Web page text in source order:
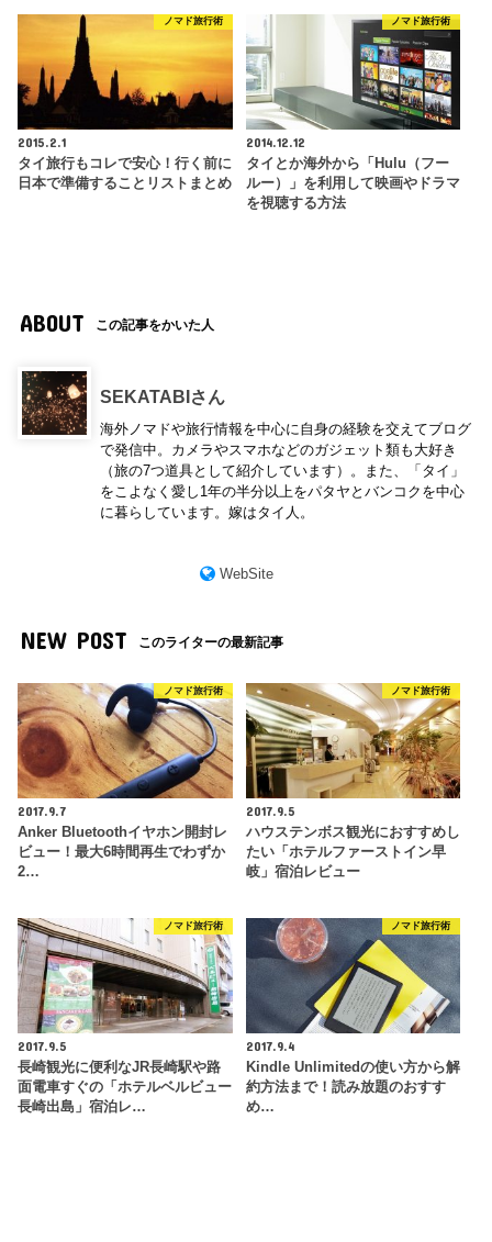
ノマド旅行術
2015.2.1
タイ旅行もコレで安心！行く前に
日本で準備することリストまとめ
ノマド旅行術
2014.12.12
タイとか海外から「Hulu（フー
ルー）」を利用して映画やドラマ
を視聴する方法
ABOUT この記事をかいた人
SEKATABIさん
海外ノマドや旅行情報を中心に自身の経験を交えてブログ
で発信中。カメラやスマホなどのガジェット類も大好き
（旅の7つ道具として紹介しています）。また、「タイ」
をこよなく愛し1年の半分以上をパタヤとバンコクを中心
に暮らしています。嫁はタイ人。
WebSite
NEW POST このライターの最新記事
ノマド旅行術
2017.9.7
Anker Bluetoothイヤホン開封レ
ビュー！最大6時間再生でわずか
2…
ノマド旅行術
2017.9.5
ハウステンボス観光におすすめし
たい「ホテルファーストイン早
岐」宿泊レビュー
ノマド旅行術
2017.9.5
長崎観光に便利なJR長崎駅や路
面電車すぐの「ホテルベルビュー
長崎出島」宿泊レ…
ノマド旅行術
2017.9.4
Kindle Unlimitedの使い方から解
約方法まで！読み放題のおすす
め…